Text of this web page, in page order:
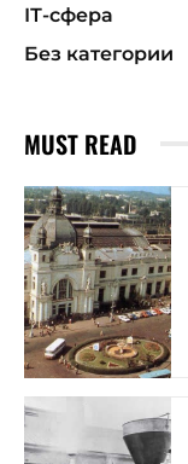
ІТ-сфера
Без категории
MUST READ